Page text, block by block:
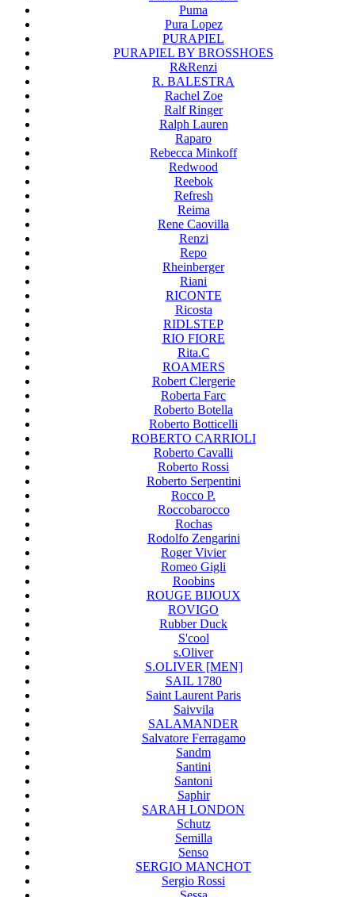
Puma
Pura Lopez
PURAPIEL
PURAPIEL BY BROSSHOES
R&Renzi
R. BALESTRA
Rachel Zoe
Ralf Ringer
Ralph Lauren
Raparo
Rebecca Minkoff
Redwood
Reebok
Refresh
Reima
Rene Caovilla
Renzi
Repo
Rheinberger
Riani
RICONTE
Ricosta
RIDLSTEP
RIO FIORE
Rita.C
ROAMERS
Robert Clergerie
Roberta Farc
Roberto Botella
Roberto Botticelli
ROBERTO CARRIOLI
Roberto Cavalli
Roberto Rossi
Roberto Serpentini
Rocco P.
Roccobarocco
Rochas
Rodolfo Zengarini
Roger Vivier
Romeo Gigli
Roobins
ROUGE BIJOUX
ROVIGO
Rubber Duck
S'cool
s.Oliver
S.OLIVER [MEN]
SAIL 1780
Saint Laurent Paris
Saivvila
SALAMANDER
Salvatore Ferragamo
Sandm
Santini
Santoni
Saphir
SARAH LONDON
Schutz
Semilla
Senso
SERGIO MANCHOT
Sergio Rossi